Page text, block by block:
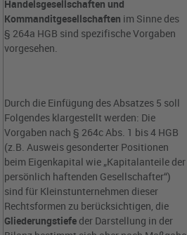
Handelsgesellschaften und
Kommanditgesellschaften im Sinne des
§ 264a HGB sind spezifische Vorgaben
vorgesehen.
Durch die Einfügung des Absatzes 5 soll
Folgendes klargestellt werden: Die
Vorgaben nach § 264c Abs. 1 bis 4 HGB
(z.B. Ausweis gesonderter Positionen
beim Eigenkapital wie „Kapitalanteile der
persönlich haftenden Gesellschafter“)
sind für Kleinstunternehmen dieser
Rechtsformen zu berücksichtigen, die
Gliederungstiefe der Darstellung in der